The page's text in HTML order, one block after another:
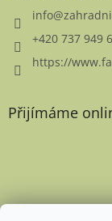
info@
+420 737 949
https://
Přijímáme